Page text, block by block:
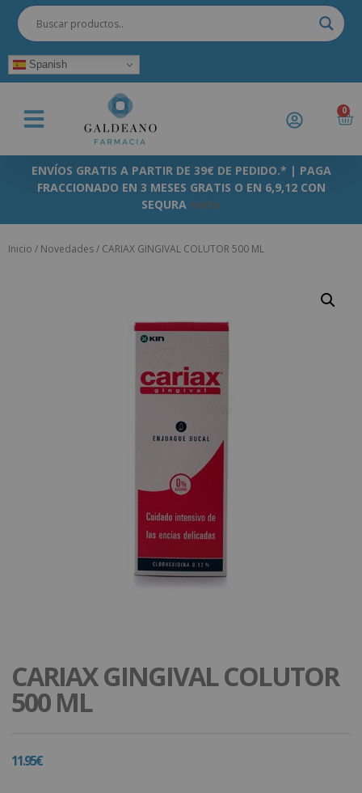
Spanish
0
ENVÍOS GRATIS A PARTIR DE 39€ DE PEDIDO.* | PAGA
FRACCIONADO EN 3 MESES GRATIS O EN 6,9,12 CON
SEQURA +info
Inicio / Novedades/ CARIAX GINGIVAL COLUTOR 500 ML
CARIAX GINGIVAL COLUTOR
500 ML
11.95€